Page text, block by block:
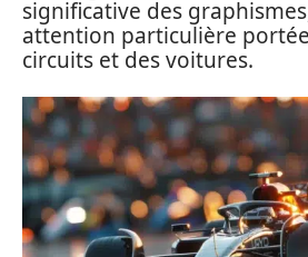
significative des
attention particulière
circuits et des voitures.